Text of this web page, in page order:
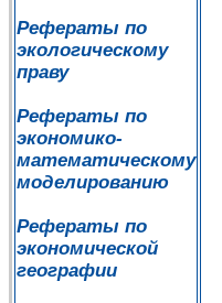
Рефераты по
экологическому
праву
Рефераты по
экономико-
математическому
моделированию
Рефераты по
экономической
географии